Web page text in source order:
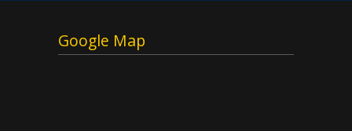
Google Map